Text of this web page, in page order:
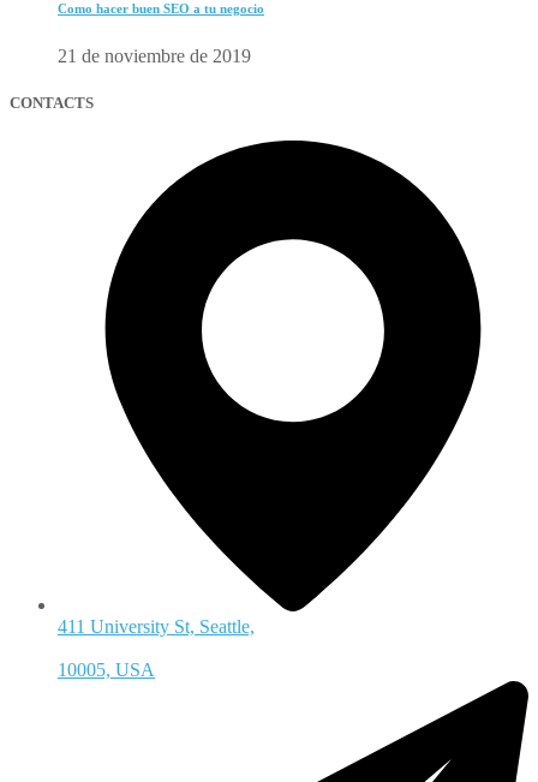
Como hacer buen SEO a tu negocio
21 de noviembre de 2019
CONTACTS
411 University St, Seattle,
10005, USA